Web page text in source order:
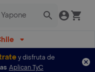
y disfruta de
Aplican TyC